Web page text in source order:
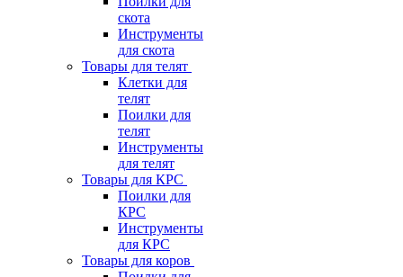
скота
Инструменты
для скота
Товары для телят
Клетки для
телят
Поилки для
телят
Инструменты
для телят
Товары для КРС
Поилки для
КРС
Инструменты
для КРС
Товары для коров